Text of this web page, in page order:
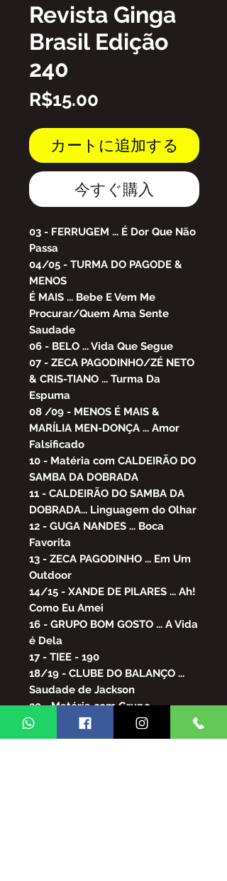
Revista Ginga
Brasil Edição
240
R$15.00
カートに追加する
今すぐ購入
03 - FERRUGEM ... É Dor Que Não
Passa
04/05 - TURMA DO PAGODE &
MENOS
É MAIS ... Bebe E Vem Me
Procurar/Quem Ama Sente
Saudade
06 - BELO ... Vida Que Segue
07 - ZECA PAGODINHO/ZÉ NETO
& CRIS-TIANO ... Turma Da
Espuma
08 /09 - MENOS É MAIS &
MARÍLIA MEN-DONÇA ... Amor
Falsificado
10 - Matéria com CALDEIRÃO DO
SAMBA DA DOBRADA
11 - CALDEIRÃO DO SAMBA DA
DOBRADA... Linguagem do Olhar
12 - GUGA NANDES ... Boca
Favorita
13 - ZECA PAGODINHO ... Em Um
Outdoor
14/15 - XANDE DE PILARES ... Ah!
Como Eu Amei
16 - GRUPO BOM GOSTO ... A Vida
é Dela
17 - TIEE - 190
18/19 - CLUBE DO BALANÇO ...
Saudade de Jackson
20 - Matéria com Grupo
Simplicidade
21 - GRUPO SIMPLICIDADE ... O